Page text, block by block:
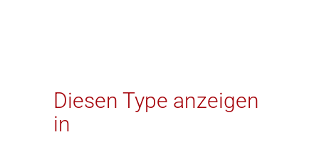
Diesen Type anzeigen
in